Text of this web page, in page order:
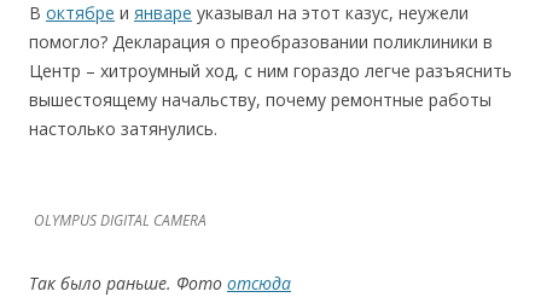
В октябре и январе указывал на этот казус, неужели
помогло? Декларация о преобразовании поликлиники в
Центр – хитроумный ход, с ним гораздо легче разъяснить
вышестоящему начальству, почему ремонтные работы
настолько затянулись.
OLYMPUS DIGITAL CAMERA
Так было раньше. Фото отсюда